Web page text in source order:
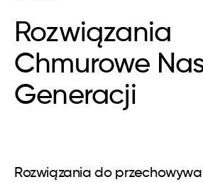
Rozwiązania
Chmurowe
Generacji
Rozwiązania do